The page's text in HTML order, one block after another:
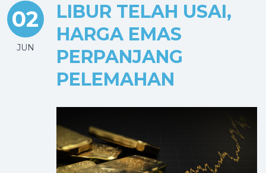
02
JUN
LIBUR TELAH USAI,
HARGA EMAS
PERPANJANG
PELEMAHAN